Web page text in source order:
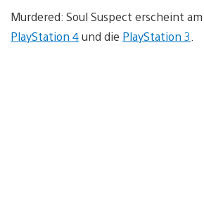
Murdered: Soul Suspect erscheint
PlayStation 4und die PlayStation 3